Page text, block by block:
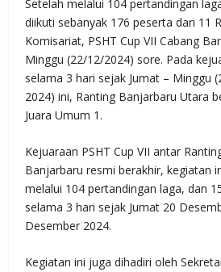
Setelah melalui 104 pertandingan
diikuti sebanyak 176 peserta dari 11
Komisariat, PSHT Cup VII Cabang
Minggu (22/12/2024) sore. Pada
selama 3 hari sejak Jumat – Minggu
2024) ini, Ranting Banjarbaru Utara
Juara Umum 1.
Kejuaraan PSHT Cup VII antar
Banjarbaru resmi berakhir, kegiatan
melalui 104 pertandingan laga, dan
selama 3 hari sejak Jumat 20
Desember 2024.
Kegiatan ini juga dihadiri oleh